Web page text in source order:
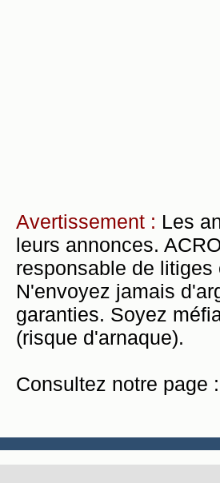
Avertissement : Les
leurs annonces.
responsable de
N'envoyez jamais
garanties. Soyez
(risque d'arnaque).
Consultez notre page :